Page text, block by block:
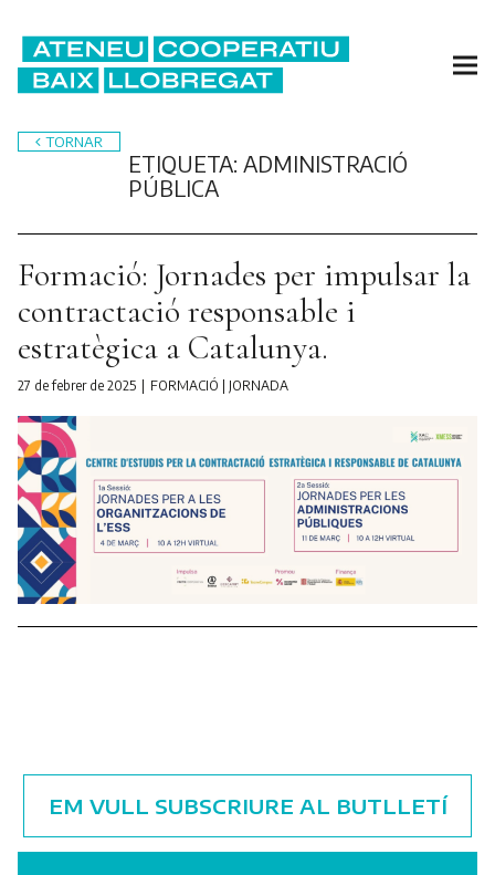
TORNAR
ETIQUETA: ADMINISTRACIÓ
PÚBLICA
Formació: Jornades per impulsar la
contractació responsable i
estratègica a Catalunya.
27 de febrer de 2025 FORMACIÓ JORNADA
EM VULL SUBSCRIURE AL BUTLLETÍ